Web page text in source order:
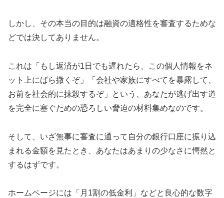
しかし、その本当の目的は融資の適格性を審査するためな
どでは決してありません。
これは「もし返済が1日でも遅れたら、この個人情報をネ
ット上にばら撒くぞ」「会社や家族にすべてを暴露して、
お前を社会的に抹殺するぞ」という、あなたが逃げ出す道
を完全に塞ぐための恐ろしい脅迫の材料集めなのです。
そして、いざ無事に審査に通って自分の銀行口座に振り込
まれる金額を見たとき、あなたはあまりの少なさに愕然と
するはずです。
ホームページには「月1割の低金利」などと良心的な数字